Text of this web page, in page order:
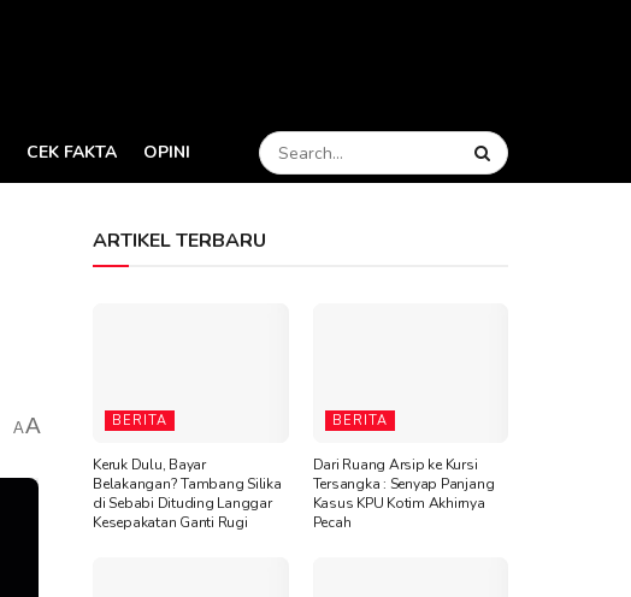
CEK FAKTA OPINI
AA
ARTIKEL TERBARU
BERITA
Keruk Dulu, Bayar
Belakangan? Tambang Silika
di Sebabi Dituding Langgar
Kesepakatan Ganti Rugi
BERITA
Dari Ruang Arsip ke Kursi
Tersangka : Senyap Panjang
Kasus KPU Kotim Akhirnya
Pecah